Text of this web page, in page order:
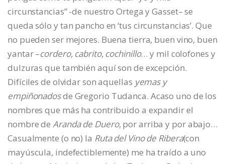
circunstancias” -de nuestro Ortega y Gasset– se
queda sólo y tan pancho en ‘tus circunstancias’. Que
no pueden ser mejores. Buena tierra, buen vino, buen
yantar –cordero, cabrito, cochinillo… y mil colofones y
dulzuras que también aquí son de excepción.
Difíciles de olvidar son aquellas yemas y
empiñonadosde Gregorio Tudanca. Acaso uno de los
nombres que más ha contribuido a expandir el
nombre deAranda de Duero, por arriba y por abajo…
Casualmente (o no) la Ruta del Vino de Ribera(con
mayúscula, indefectiblemente) me ha traído a uno